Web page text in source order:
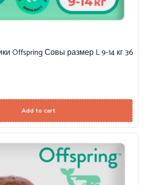
Offspring Совы размер L 9-14 кг 36
Add to cart